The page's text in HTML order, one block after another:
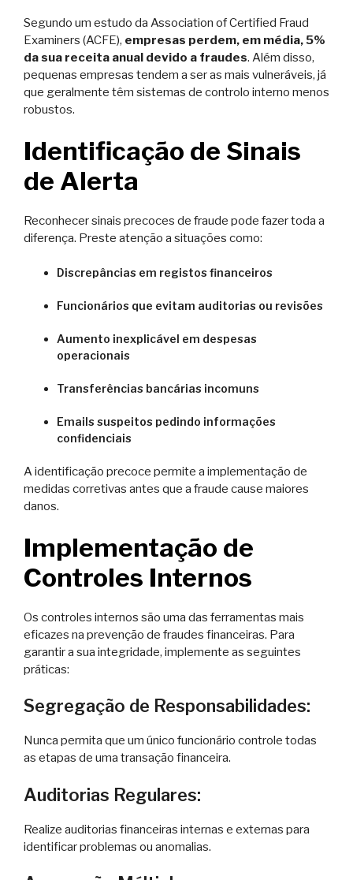
Segundo um estudo da Association of Certified Fraud
Examiners (ACFE), empresas perdem, em média, 5%
da sua receita anual devido a fraudes. Além disso,
pequenas empresas tendem a ser as mais vulneráveis, já
que geralmente têm sistemas de controlo interno menos
robustos.
Identificação de Sinais
de Alerta
Reconhecer sinais precoces de fraude pode fazer toda a
diferença. Preste atenção a situações como:
Discrepâncias em registos financeiros
Funcionários que evitam auditorias ou revisões
Aumento inexplicável em despesas
operacionais
Transferências bancárias incomuns
Emails suspeitos pedindo informações
confidenciais
A identificação precoce permite a implementação de
medidas corretivas antes que a fraude cause maiores
danos.
Implementação de
Controles Internos
Os controles internos são uma das ferramentas mais
eficazes na prevenção de fraudes financeiras. Para
garantir a sua integridade, implemente as seguintes
práticas:
Segregação de Responsabilidades:
Nunca permita que um único funcionário controle todas
as etapas de uma transação financeira.
Auditorias Regulares:
Realize auditorias financeiras internas e externas para
identificar problemas ou anomalias.